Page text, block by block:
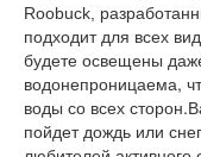
Roobuck,
подходит для всех
будете освещены
водонепроницаема,
воды со всех
пойдет дождь или